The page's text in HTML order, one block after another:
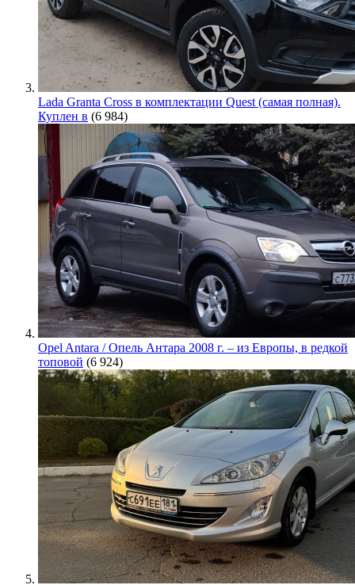
Lada Granta Cross в комплектации Quest (самая полная).
Куплен в (6 984)
Opel Antara / Опель Антара 2008 г. – из Европы, в редкой
топовой (6 924)